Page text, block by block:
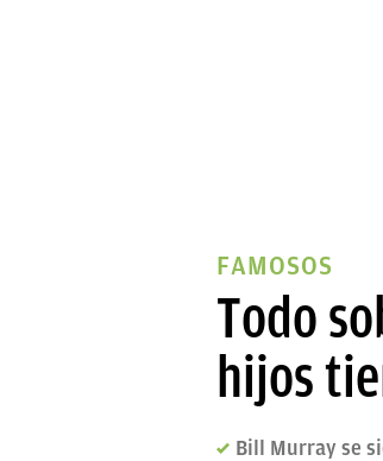
FAMOSOS
Todo
hijos
Bill Murray se